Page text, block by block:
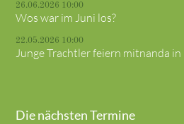
26.06.2026 10:00
Wos war im Juni los?
22.05.2026 10:00
Junge Trachtler feiern mitnanda
Die nächsten Termine